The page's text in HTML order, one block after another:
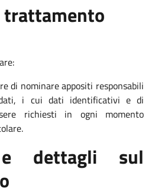
di nominare appositi responsabili
i cui dati identificativi e di
richiesti in ogni momento
dettagli sul